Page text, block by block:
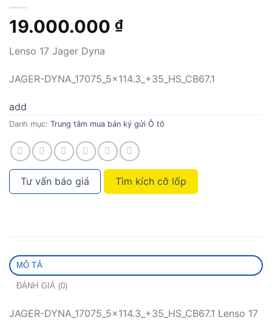
19.000.000 ₫
Lenso 17 Jager Dyna
JAGER-DYNA_17075_5x114.3_+35_HS_CB67.1
add
Danh mục: Trung tâm mua bán ký gửi Ô tô
Tư vấn báo giá Tìm kích cỡ lốp
MÔ TẢ
ĐÁNH GIÁ (0)
JAGER-DYNA_17075_5x114.3_+35_HS_CB67.1 Lenso 17